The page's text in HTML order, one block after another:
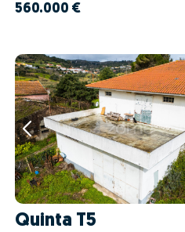
560.000 €
Quinta T5